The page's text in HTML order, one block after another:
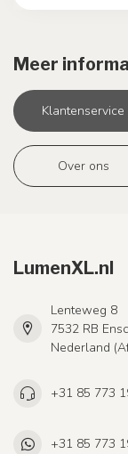
Meer
Klantenservice
Over ons
LumenXL.nl
Lenteweg 8
7532 RB
Nederland
+31 85 773
+31 85 773